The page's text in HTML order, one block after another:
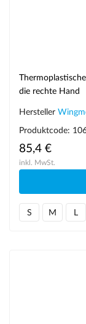
die rechte Hand
Hersteller
Produktcode:
85,4 €
inkl. MwSt.
S M L